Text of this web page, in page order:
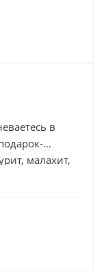
в
малахит,
др.) в виде
силу,